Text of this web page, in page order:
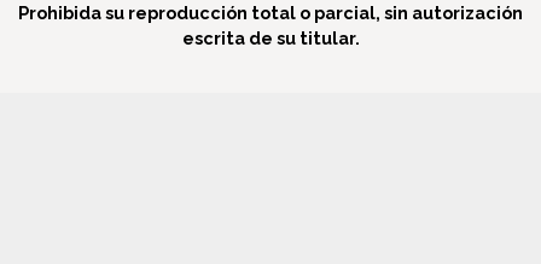
Prohibida su reproducción total o parcial, sin autorización
escrita de su titular.